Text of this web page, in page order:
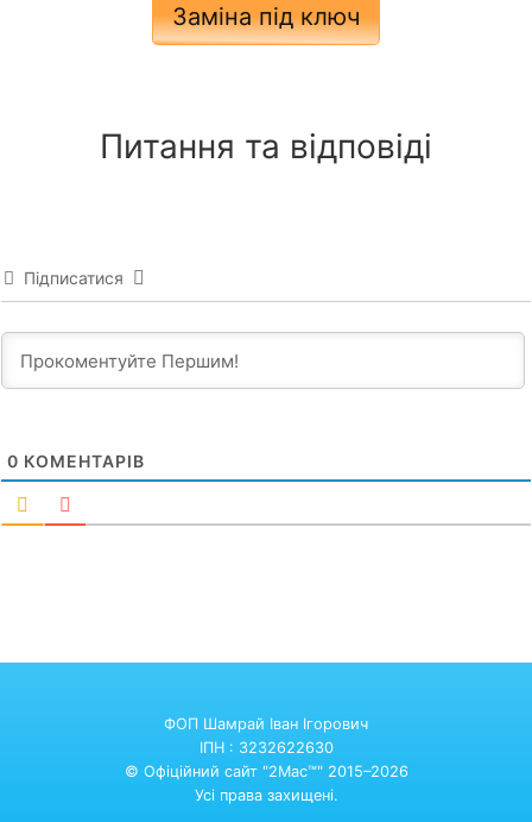
Заміна під ключ
Питання та відповіді
Підписатися
0 КОМЕНТАРІВ
ФОП Шамрай Іван Ігорович
ІПН : 3232622630
© Офіційний сайт "2Mac™" 2015–2026
Усі права захищені.